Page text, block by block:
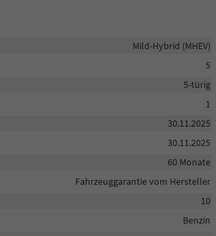
Mild-Hybrid (MHEV)
5
5-türig
1
30.11.2025
30.11.2025
60 Monate
Fahrzeuggarantie vom Hersteller
10
Benzin